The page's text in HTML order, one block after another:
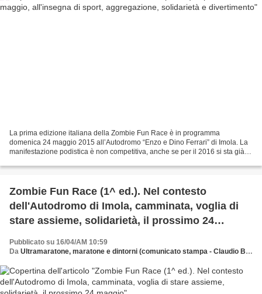
La prima edizione italiana della Zombie Fun Race è in programma
domenica 24 maggio 2015 all’Autodromo “Enzo e Dino Ferrari” di Imola. La
manifestazione podistica è non competitiva, anche se per il 2016 si sta già
Zombie Fun Race (1^ ed.). Nel contesto
dell'Autodromo di Imola, camminata, voglia di
stare assieme, solidarietà, il prossimo 24
Pubblicato su 16/04/AM 10:59
Da Ultramaratone, maratone e dintorni (comunicato stampa - Claudio Bernagozzi)